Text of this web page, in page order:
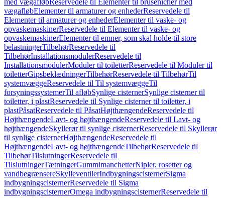
med vægafløbReservedele til Elementer til brusenicher med
vægafløbElementer til armaturer og enhederReservedele til
Elementer til armaturer og enhederElementer til vaske- og
opvaskemaskinerReservedele til Elementer til vaske- og
opvaskemaskinerElementer til emner, som skal holde til store
belastningerTilbehørReservedele til
TilbehørInstallationsmodulerReservedele til
InstallationsmodulerModuler til toiletterReservedele til Moduler til
toiletterGipsbeklædningerTilbehørReservedele til TilbehørTil
systemvæggeReservedele til Til systemvæggeTil
forsyningssystemerTil afløbSynlige cisternerSynlige cisterner til
toiletter, i plastReservedele til Synlige cisterner til toiletter, i
plastPåsatReservedele til PåsatHøjthængendeReservedele til
HøjthængendeLavt- og højthængendeReservedele til Lavt- og
højthængendeSkyllerør til synlige cisternerReservedele til Skyllerør
til synlige cisternerHøjthængendeReservedele til
HøjthængendeLavt- og højthængendeTilbehørReservedele til
TilbehørTilslutningerReservedele til
TilslutningerTætningerGummimanchetterNipler, rosetter og
vandbegrænsereSkylleventilerIndbygningscisternerSigma
indbygningscisternerReservedele til Sigma
indbygningscisternerOmega indbygningscisternerReservedele til